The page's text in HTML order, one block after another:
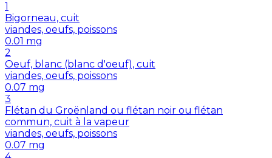
1
Bigorneau, cuit
viandes, oeufs, poissons
0.01 mg
2
Oeuf, blanc (blanc d'oeuf), cuit
viandes, oeufs, poissons
0.07 mg
3
Flétan du Groënland ou flétan noir ou flétan
commun, cuit à la vapeur
viandes, oeufs, poissons
0.07 mg